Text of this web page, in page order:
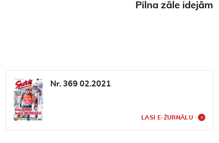
Pilna zāle idejām
Nr. 369 02.2021
LASI E-ŽURNĀLU